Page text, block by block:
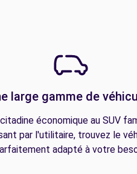
large gamme de
économique au SUV
par l'utilitaire, trouvez le
adapté à votre